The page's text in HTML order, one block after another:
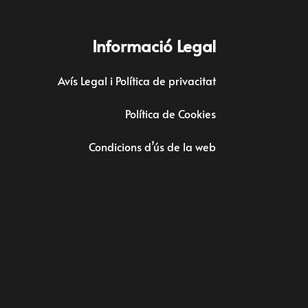
Informació Legal
Avís Legal i Política de privacitat
Política de Cookies
Condicions d’ús de la web